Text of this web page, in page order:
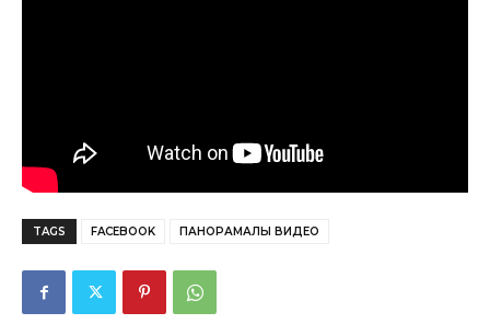
TAGS FACEBOOK ПАНОРАМАЛЫҚ ВИДЕО